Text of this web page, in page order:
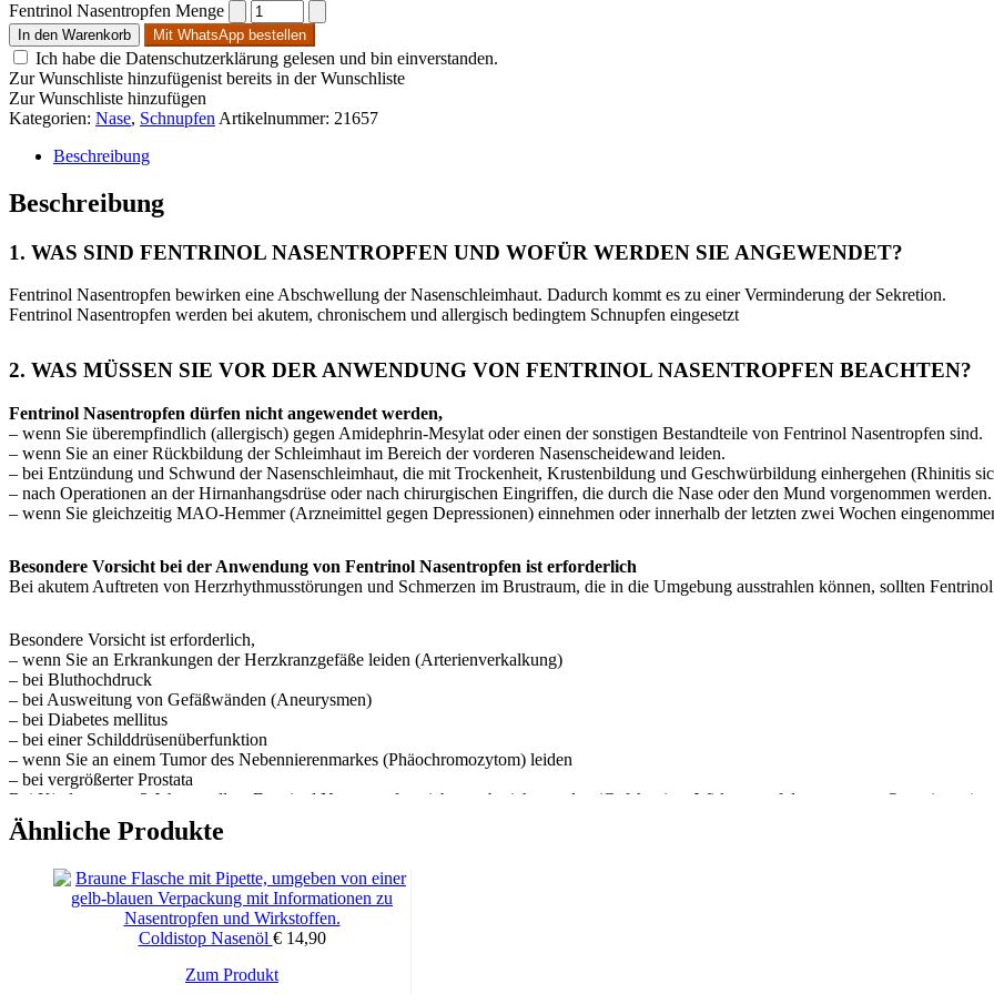
Fentrinol Nasentropfen Menge
In den Warenkorb Mit WhatsApp bestellen
Ich habe die Datenschutzerklärung gelesen und bin einverstanden.
Zur Wunschliste hinzufügenist bereits in der Wunschliste
Zur Wunschliste hinzufügen
Kategorien: Nase, Schnupfen Artikelnummer: 21657
Beschreibung
Beschreibung
1. WAS SIND FENTRINOL NASENTROPFEN UND WOFÜR WERDEN SIE ANGEWENDET?
Fentrinol Nasentropfen bewirken eine Abschwellung der Nasenschleimhaut. Dadurch kommt es zu einer Verminderung der Sekretion.
Fentrinol Nasentropfen werden bei akutem, chronischem und allergisch bedingtem Schnupfen eingesetzt
2. WAS MÜSSEN SIE VOR DER ANWENDUNG VON FENTRINOL NASENTROPFEN BEACHTEN?
Fentrinol Nasentropfen dürfen nicht angewendet werden,
– wenn Sie überempfindlich (allergisch) gegen Amidephrin-Mesylat oder einen der sonstigen Bestandteile von Fentrinol Nasentropfen sind.
– wenn Sie an einer Rückbildung der Schleimhaut im Bereich der vorderen Nasenscheidewand leiden.
– bei Entzündung und Schwund der Nasenschleimhaut, die mit Trockenheit, Krustenbildung und Geschwürbildung einhergehen (Rhinitis
– nach Operationen an der Hirnanhangsdrüse oder nach chirurgischen Eingriffen, die durch die Nase oder den Mund vorgenommen werden.
– wenn Sie gleichzeitig MAO-Hemmer (Arzneimittel gegen Depressionen) einnehmen oder innerhalb der letzten zwei Wochen
Besondere Vorsicht bei der Anwendung von Fentrinol Nasentropfen ist erforderlich
Bei akutem Auftreten von Herzrhythmusstörungen und Schmerzen im Brustraum, die in die Umgebung ausstrahlen können, sollten
Besondere Vorsicht ist erforderlich,
– wenn Sie an Erkrankungen der Herzkranzgefäße leiden (Arterienverkalkung)
– bei Bluthochdruck
– bei Ausweitung von Gefäßwänden (Aneurysmen)
– bei Diabetes mellitus
– bei einer Schilddrüsenüberfunktion
– wenn Sie an einem Tumor des Nebennierenmarkes (Phäochromozytom) leiden
– bei vergrößerter Prostata
Bei Kindern unter 3 Jahren sollten Fentrinol Nasentropfen nicht verabreicht werden (Gefahr einer Wirkung auf den gesamten Organismus).
Darüber hinaus kann es bei lang dauerndem Gebrauch zu Verminderung der Wirkung und Schädigung der Nasenschleimhaut
kommen.
Die Anwendung des Arzneimittels Fentrinol Nasentropfen kann bei Dopingkontrollen zu einem positiven Ergebnis führen.
Bei Anwendung von Fentrinol Nasentropfen mit anderen Arzneimitteln
Bitte informieren Sie Ihren Arzt oder Apotheker, wenn Sie andere Arzneimittel einnehmen/anwenden bzw. vor kurzem eingenommen/
Ähnliche Produkte
Coldistop Nasenöl €14,90
Zum Produkt